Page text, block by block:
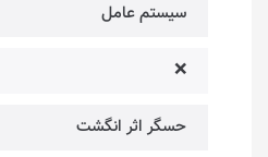
سیستم عامل
❌
حسگر اثر انگشت